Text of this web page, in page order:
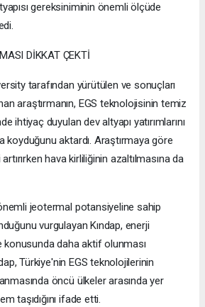
gereksiniminin önemli ölçüde
DİKKAT ÇEKTİ
tarafından yürütülen ve sonuçları
araştırmanın, EGS teknolojisinin temiz
ihtiyaç duyulan dev altyapı yatırımlarını
koyduğunu aktardı. Araştırmaya göre
hava kirliliğinin azaltılmasına da
jeotermal potansiyeline sahip
vurgulayan Kındap, enerji
daha aktif olunması
Türkiye'nin EGS teknolojilerinin
öncü ülkeler arasında yer
taşıdığını ifade etti.